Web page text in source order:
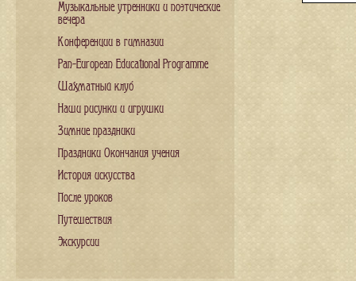
Музыкальные утренники и поэтические
вечера
Конференции в гимназии
Pan-European Educational Programme
Шахматный клуб
Наши рисунки и игрушки
Зимние праздники
Праздники Окончания учения
История искусства
После уроков
Путешествия
Экскурсии